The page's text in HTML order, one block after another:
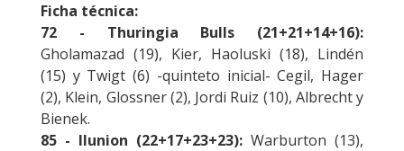
Ficha técnica:
72 - Thuringia Bulls (21+21+14+16):
Gholamazad (19), Kier, Haoluski (18), Lindén
(15) y Twigt (6) -quinteto inicial- Cegil, Hager
(2), Klein, Glossner (2), Jordi Ruiz (10), Albrecht y
Bienek.
85 - Ilunion (22+17+23+23): Warburton (13),